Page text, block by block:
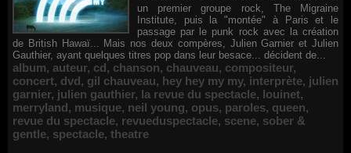
un premier groupe rock, The Migraine
Institute, puis la "montée" à Paris et le
passage par le punk rock avec la création
de British Hawaï... Mais nos deux compères, Julien Garnier et Julien
Gauthier, ayant quelques titres pop dans leur besace... décident de...
album, auteur, cd, chanson, chauveau, compositeur,
concert, dvd, gil chauveau, hey hey my my, interprète, julien
garnier, julien gauthier, la revue du spectacle, louinet,
merryland, musique, neil young, opus, paroles, queen,
revue du spectacle, revueduspectacle, scene, sober &
gentle, spectacle, theatre